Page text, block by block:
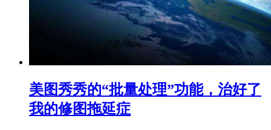
美图秀秀的“批量处理”功能，治好了
我的修图拖延症